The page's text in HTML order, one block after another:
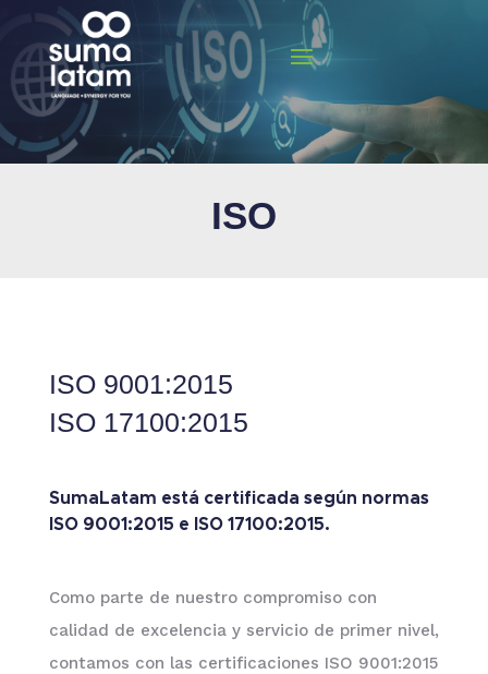
ISO
ISO 9001:2015
ISO 17100:2015
SumaLatam está certificada según normas
ISO 9001:2015 e ISO 17100:2015.
Como parte de nuestro compromiso con
calidad de excelencia y servicio de primer nivel,
contamos con las certificaciones ISO 9001:2015